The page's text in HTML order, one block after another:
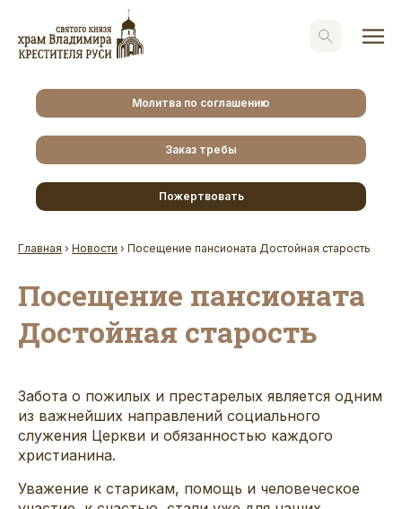
Молитва по соглашению
Заказ требы
Пожертвовать
Главная › Новости › Посещение пансионата Достойная старость
Посещение пансионата
Достойная старость
Забота о пожилых и престарелых является одним
из важнейших направлений социального
служения Церкви и обязанностью каждого
христианина.
Уважение к старикам, помощь и человеческое